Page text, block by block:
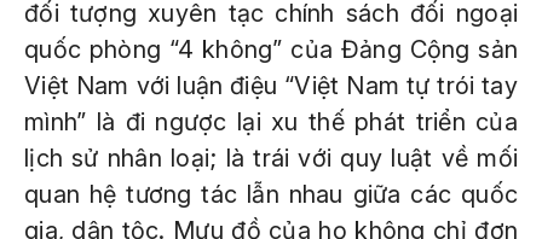
đối tượng xuyên tạc chính sách đối ngoại
quốc phòng “4 không” của Đảng Cộng sản
Việt Nam với luận điệu “Việt Nam tự trói tay
mình” là đi ngược lại xu thế phát triển của
lịch sử nhân loại; là trái với quy luật về mối
quan hệ tương tác lẫn nhau giữa các quốc
gia, dân tộc. Mưu đồ của họ không chỉ đơn